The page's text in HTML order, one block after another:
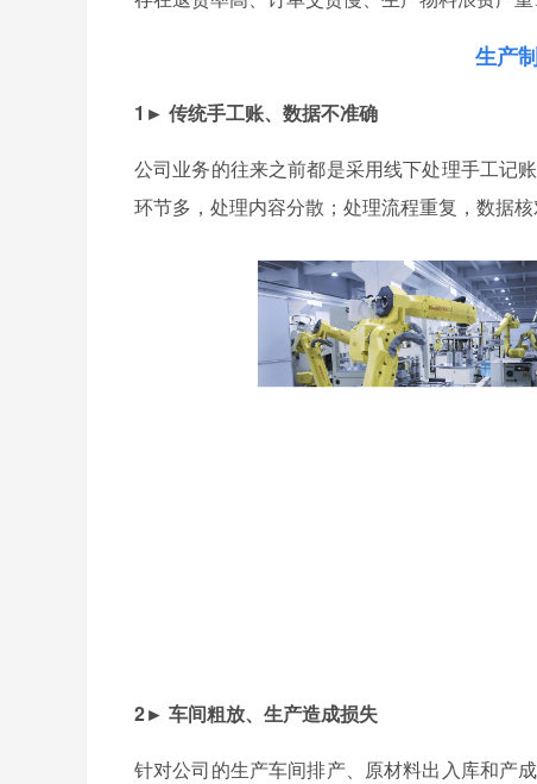
生产
1► 传统手工账、数据不准确
公司业务的往来之前都是采用线下处理手工记
环节多，处理内容分散；处理流程重复，数据
2► 车间粗放、生产造成损失
针对公司的生产车间排产、原材料出入库和产